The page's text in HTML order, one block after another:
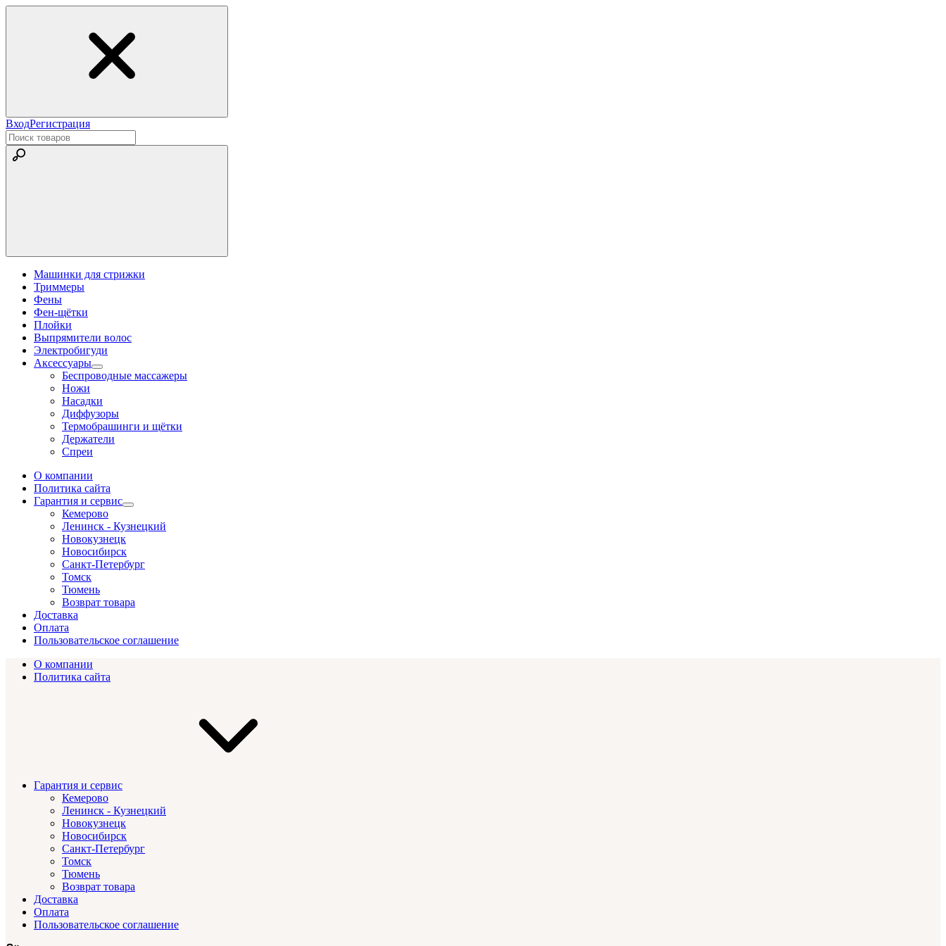
ВходРегистрация
Машинки для стрижки
Триммеры
Фены
Фен-щётки
Плойки
Выпрямители волос
Электробигуди
Аксессуары
Беспроводные массажеры
Ножи
Насадки
Диффузоры
Термобрашинги и щётки
Держатели
Спреи
О компании
Политика сайта
Гарантия и сервис
Кемерово
Ленинск - Кузнецкий
Новокузнецк
Новосибирск
Санкт-Петербург
Томск
Тюмень
Возврат товара
Доставка
Оплата
Пользовательское соглашение
О компании
Политика сайта
Гарантия и сервис
Кемерово
Ленинск - Кузнецкий
Новокузнецк
Новосибирск
Санкт-Петербург
Томск
Тюмень
Возврат товара
Доставка
Оплата
Пользовательское соглашение